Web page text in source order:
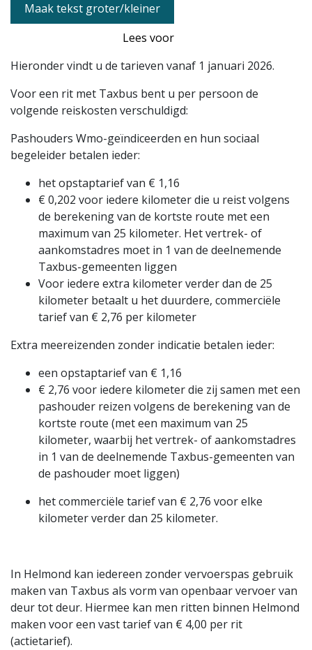
Maak tekst groter/kleiner
Lees voor
Hieronder vindt u de tarieven vanaf 1 januari 2026.
Voor een rit met Taxbus bent u per persoon de
volgende reiskosten verschuldigd:
Pashouders Wmo-geïndiceerden en hun sociaal
begeleider betalen ieder:
het opstaptarief van € 1,16
€ 0,202 voor iedere kilometer die u reist volgens
de berekening van de kortste route met een
maximum van 25 kilometer. Het vertrek- of
aankomstadres moet in 1 van de deelnemende
Taxbus-gemeenten liggen
Voor iedere extra kilometer verder dan de 25
kilometer betaalt u het duurdere, commerciële
tarief van € 2,76 per kilometer
Extra meereizenden zonder indicatie betalen ieder:
een opstaptarief van € 1,16
€ 2,76 voor iedere kilometer die zij samen met een
pashouder reizen volgens de berekening van de
kortste route (met een maximum van 25
kilometer, waarbij het vertrek- of aankomstadres
in 1 van de deelnemende Taxbus-gemeenten van
de pashouder moet liggen)
het commerciële tarief van € 2,76 voor elke
kilometer verder dan 25 kilometer.
In Helmond kan iedereen zonder vervoerspas gebruik
maken van Taxbus als vorm van openbaar vervoer van
deur tot deur. Hiermee kan men ritten binnen Helmond
maken voor een vast tarief van € 4,00 per rit
(actietarief).